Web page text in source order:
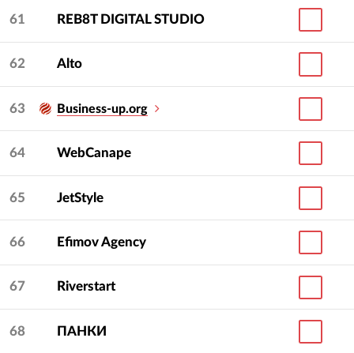
61 REB8T DIGITAL STUDIO
62 Alto
63 Business-up.org
64 WebCanape
65 JetStyle
66 Efimov Agency
67 Riverstart
68 ПАНКИ